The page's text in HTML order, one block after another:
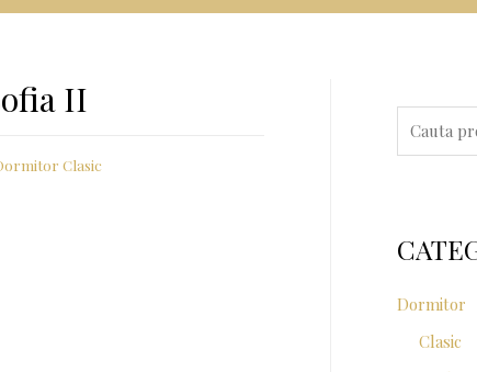
II
Clasic
a
h
Dormitor
Clasic